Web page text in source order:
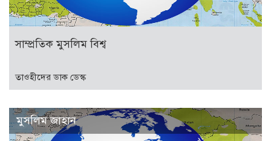
সাম্প্রতিক মুসলিম বিশ্ব
তাওহীদের ডাক ডেস্ক
মুসলিম জাহান